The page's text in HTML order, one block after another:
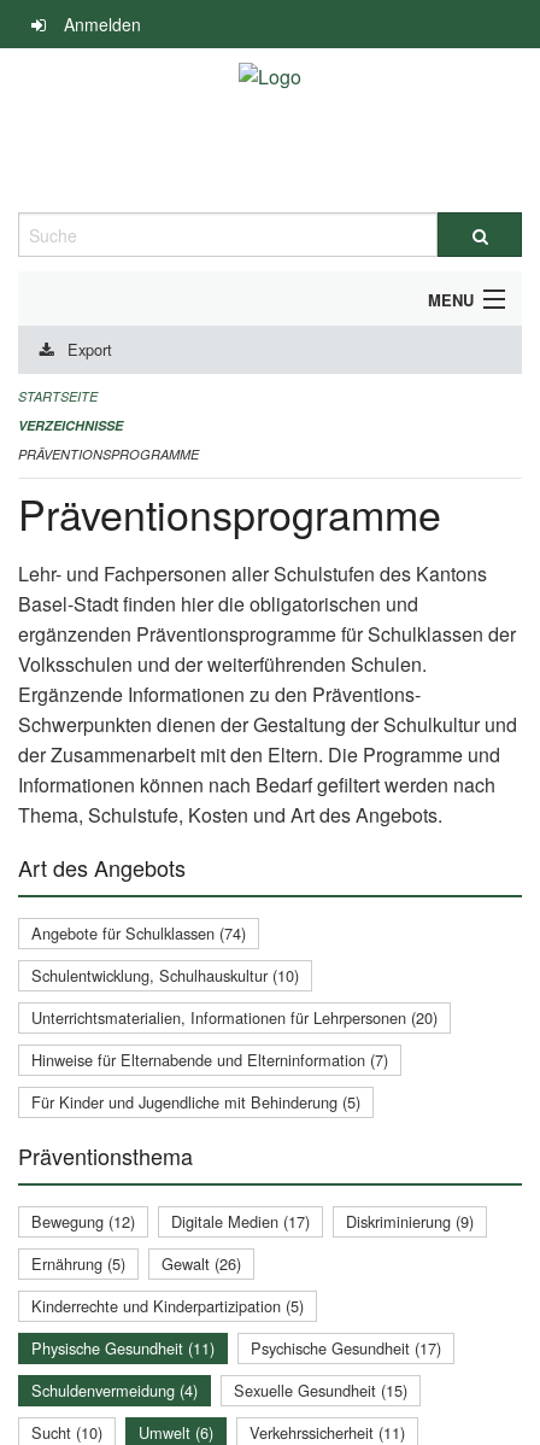
Navigation
überspringen
Anmelden
Suche
MENU
DURCHFÜHRUNG UND FINANZIERUNG
IMPRESSUM
Export
STARTSEITE
VERZEICHNISSE
PRÄVENTIONSPROGRAMME
Präventionsprogramme
Lehr- und Fachpersonen aller Schulstufen des Kantons
Basel-Stadt finden hier die obligatorischen und
ergänzenden Präventionsprogramme für Schulklassen der
Volksschulen und der weiterführenden Schulen.
Ergänzende Informationen zu den Präventions-
Schwerpunkten dienen der Gestaltung der Schulkultur und
der Zusammenarbeit mit den Eltern. Die Programme und
Informationen können nach Bedarf gefiltert werden nach
Thema, Schulstufe, Kosten und Art des Angebots.
Art des Angebots
Angebote für Schulklassen (74)
Schulentwicklung, Schulhauskultur (10)
Unterrichtsmaterialien, Informationen für Lehrpersonen (20)
Hinweise für Elternabende und Elterninformation (7)
Für Kinder und Jugendliche mit Behinderung (5)
Präventionsthema
Bewegung (12) Digitale Medien (17)
Diskriminierung (9)
Ernährung (5)
Gewalt (26)
Kinderrechte und Kinderpartizipation (5)
Physische Gesundheit (11)
Psychische Gesundheit (17)
Schuldenvermeidung (4)
Sexuelle Gesundheit (15)
Sucht (10)
Umwelt (6) Verkehrssicherheit (11)